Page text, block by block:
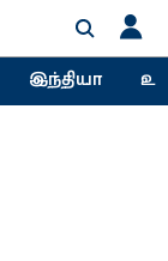
இந்தியா